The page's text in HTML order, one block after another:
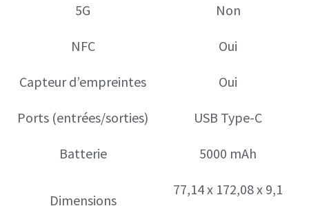
5G Non
NFC Oui
Capteur d’empreintes Oui
Ports (entrées/sorties) USB Type-C
Batterie 5000 mAh
Dimensions
77,14 x 172,08 x 9,1